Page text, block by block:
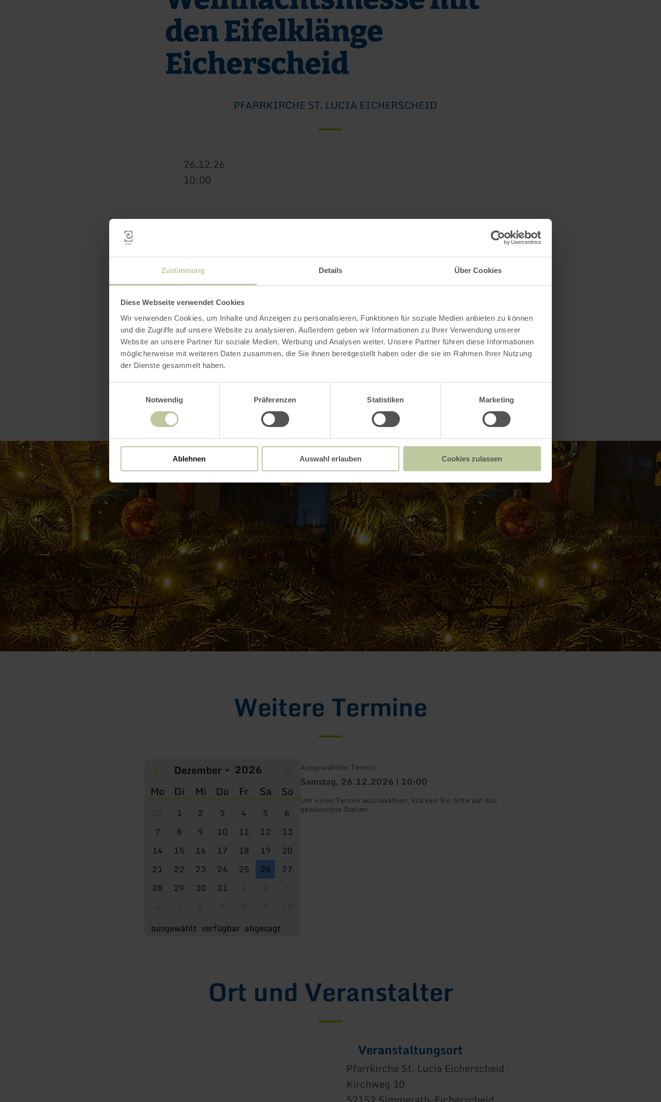
Zustimmung Details Über Cookies
Diese Webseite verwendet Cookies
Wir verwenden Cookies, um Inhalte und Anzeigen zu personalisieren, Funktionen für soziale Medien anbieten zu können
und die Zugriffe auf unsere Website zu analysieren. Außerdem geben wir Informationen zu Ihrer Verwendung unserer
Website an unsere Partner für soziale Medien, Werbung und Analysen weiter. Unsere Partner führen diese Informationen
möglicherweise mit weiteren Daten zusammen, die Sie ihnen bereitgestellt haben oder die sie im Rahmen Ihrer Nutzung
der Dienste gesammelt haben.
Notwendig
Präferenzen Statistiken Marketing
Ablehnen Auswahl erlauben Cookies zulassen
den Eifelklänge
Eicherscheid
PFARRKIRCHE ST. LUCIA EICHERSCHEID
26.12.26
10:00
Weihnachtsmesse in Eicherscheid mit den Eifelklängen
Besonders stimmungsvoll wird es am 2. Weihnachtstag in der Kirche
Instrumenten musikalisch und sorgen für ein ganz besonderes
Erlebnis.
Impressionen
Weitere Termine
Mo Di Mi Do Fr Sa So
1 2 3 4 5
6
7
8 9 10 11 12
13
14
15 16 17 18 19
20
21
22 23 24 25 26
27
28
29 30 31
ausgewählt verfügbar abgesagt
Ausgewählter Termin:
Samstag, 26.12.2026 | 10:00
Um einen Termin auszuwählen, klicken Sie bitte auf das
gewünschte Datum.
Ort und Veranstalter
Veranstaltungsort
Pfarrkirche St. Lucia Eicherscheid
Kirchweg 10